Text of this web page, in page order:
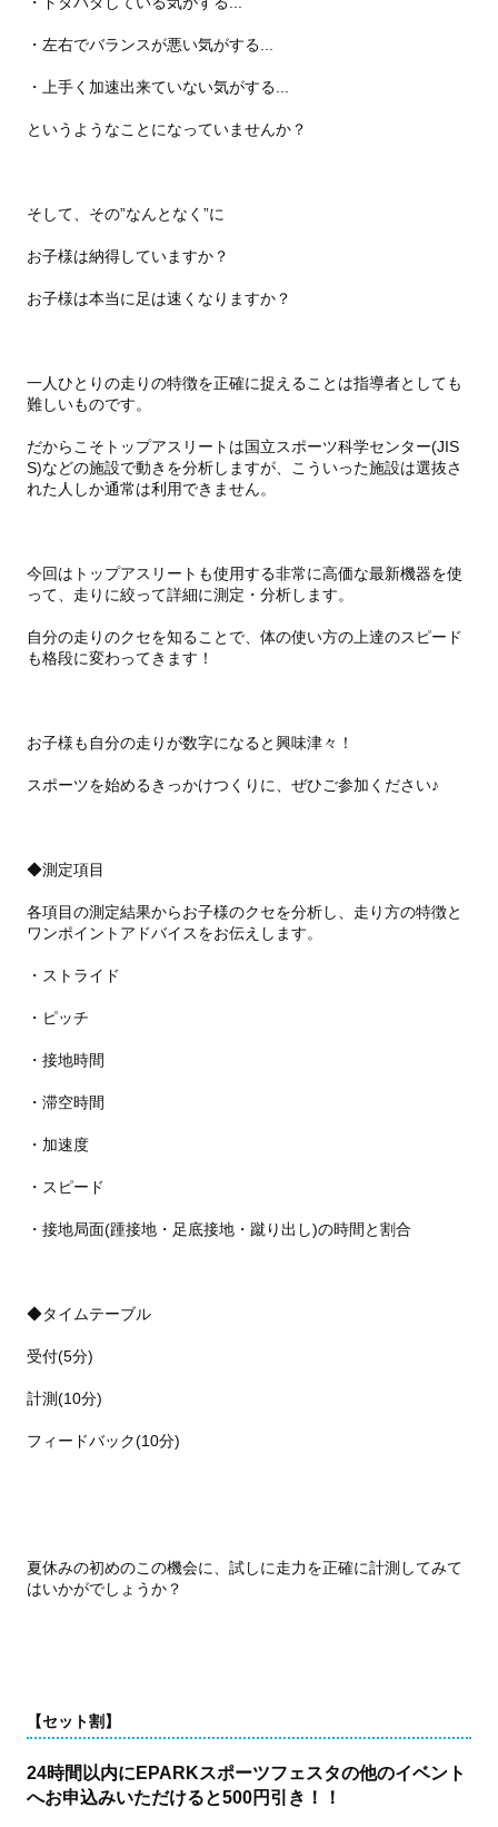
・左右でバランスが悪い気がする...
・上手く加速出来ていない気がする...
というようなことになっていませんか？
そして、その”なんとなく”に
お子様は納得していますか？
お子様は本当に足は速くなりますか？
一人ひとりの走りの特徴を正確に捉えることは指導者としても
難しいものです。
だからこそトップアスリートは国立スポーツ科学センター(JIS
S)などの施設で動きを分析しますが、こういった施設は選抜さ
れた人しか通常は利用できません。
今回はトップアスリートも使用する非常に高価な最新機器を使
って、走りに絞って詳細に測定・分析します。
自分の走りのクセを知ることで、体の使い方の上達のスピード
も格段に変わってきます！
お子様も自分の走りが数字になると興味津々！
スポーツを始めるきっかけつくりに、ぜひご参加ください♪
◆測定項目
各項目の測定結果からお子様のクセを分析し、走り方の特徴と
ワンポイントアドバイスをお伝えします。
・ストライド
・ピッチ
・接地時間
・滞空時間
・加速度
・スピード
・接地局面(踵接地・足底接地・蹴り出し)の時間と割合
◆タイムテーブル
受付(5分)
計測(10分)
フィードバック(10分)
夏休みの初めのこの機会に、試しに走力を正確に計測してみて
はいかがでしょうか？
【セット割】
24時間以内にEPARKスポーツフェスタの他のイベント
へお申込みいただけると500円引き！！